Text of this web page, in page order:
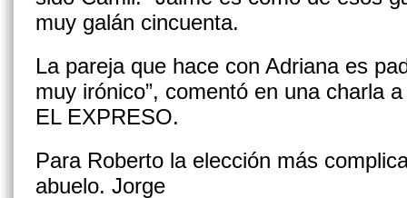
muy galán cincuenta.
La pareja que hace con Adriana es
muy irónico”, comentó en una charla
EL EXPRESO.
Para Roberto la elección más
abuelo. Jorge